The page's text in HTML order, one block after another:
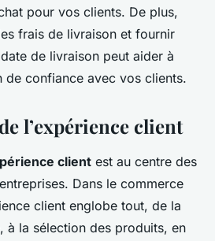
pour vos clients. De plus,
frais de livraison et fournir
de livraison peut aider à
de confiance avec vos clients.
l’expérience client
client est au centre des
Dans le commerce
client englobe tout, de la
à la sélection des produits, en